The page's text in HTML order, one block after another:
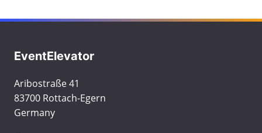
EventElevator
Aribostraße 41
83700 Rottach-Egern
Germany